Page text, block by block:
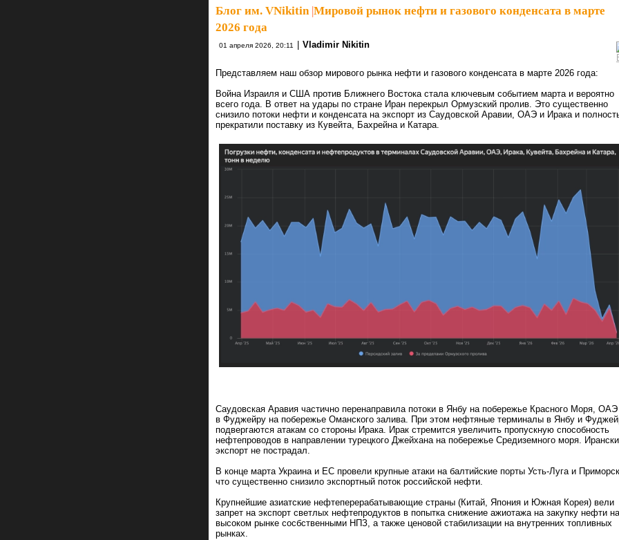
Блог им. VNikitin |Мировой рынок нефти и газового конденсата в марте
2026 года
01 апреля 2026, 20:11 | Vladimir Nikitin
Представляем наш обзор мирового рынка нефти и газового конденсата в марте 2026 года:
Война Израиля и США против Ближнего Востока стала ключевым событием марта и вероятно
всего года. В ответ на удары по стране Иран перекрыл Ормузский пролив. Это существенно
снизило потоки нефти и конденсата на экспорт из Саудовской Аравии, ОАЭ и Ирака и
прекратили поставку из Кувейта, Бахрейна и Катара.
Саудовская Аравия частично перенаправила потоки в Янбу на побережье Красного Моря,
в Фуджейру на побережье Оманского залива. При этом нефтяные терминалы в Янбу и
подвергаются атакам со стороны Ирака. Ирак стремится увеличить пропускную способность
нефтепроводов в направлении турецкого Джейхана на побережье Средиземного моря.
экспорт не пострадал.
В конце марта Украина и ЕС провели крупные атаки на балтийские порты Усть-Луга и
что существенно снизило экспортный поток российской нефти.
Крупнейшие азиатские нефтеперерабатывающие страны (Китай, Япония и Южная Корея) вели
запрет на экспорт светлых нефтепродуктов в попытка снижение ажиотажа на закупку нефти на
высоком рынке сосбственными НПЗ, а также ценовой стабилизации на внутренних топливных
рынках.